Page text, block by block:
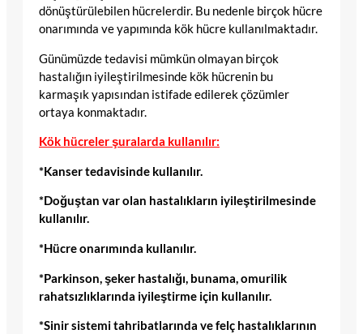
dönüştürülebilen hücrelerdir. Bu nedenle birçok hücre
onarımında ve yapımında kök hücre kullanılmaktadır.
Günümüzde tedavisi mümkün olmayan birçok
hastalığın iyileştirilmesinde kök hücrenin bu
karmaşık yapısından istifade edilerek çözümler
ortaya konmaktadır.
Kök hücreler şuralarda kullanılır:
*Kanser tedavisinde kullanılır.
*Doğuştan var olan hastalıkların iyileştirilmesinde
kullanılır.
*Hücre onarımında kullanılır.
*Parkinson, şeker hastalığı, bunama, omurilik
rahatsızlıklarında iyileştirme için kullanılır.
*Sinir sistemi tahribatlarında ve felç hastalıklarının